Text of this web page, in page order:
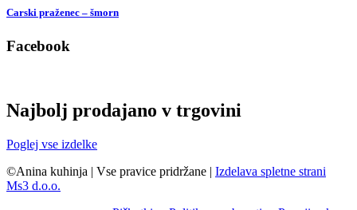
Carski praženec – šmorn
Facebook
Najbolj prodajano v trgovini
Poglej vse izdelke
©Anina kuhinja | Vse pravice pridržane | Izdelava spletne strani
Ms3 d.o.o.